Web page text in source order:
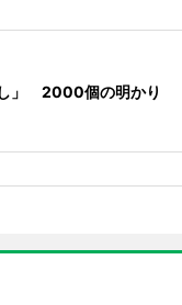
」 2000個の明かり